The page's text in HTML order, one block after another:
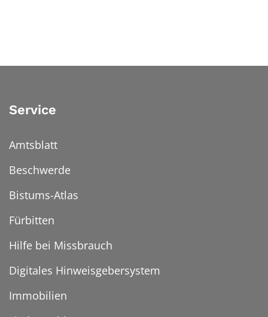
Service
Amtsblatt
Beschwerde
Bistums-Atlas
Fürbitten
Hilfe bei Missbrauch
Digitales Hinweisgebersystem
Immobilien